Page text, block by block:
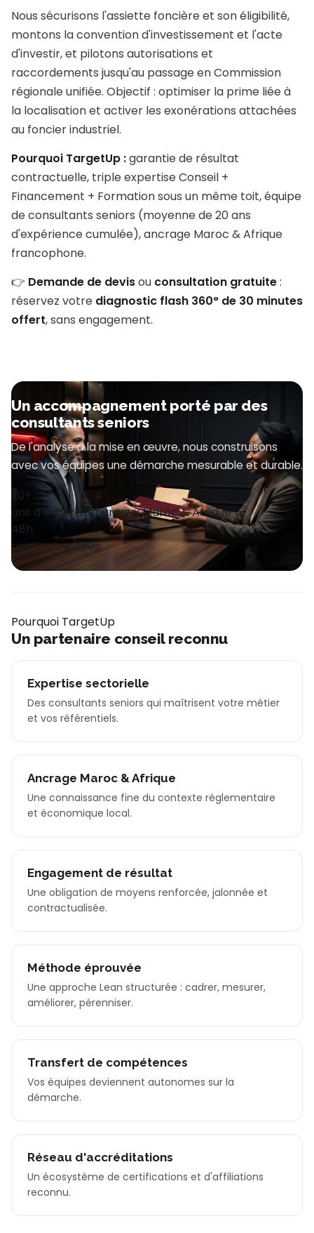
Nous sécurisons l'assiette foncière et son éligibilité,
montons la convention d'investissement et l'acte
d'investir, et pilotons autorisations et
raccordements jusqu'au passage en Commission
régionale unifiée. Objectif : optimiser la prime liée à
la localisation et activer les exonérations attachées
au foncier industriel.
Pourquoi TargetUp :garantie de résultat
contractuelle, triple expertise Conseil +
Financement + Formation sous un même toit, équipe
de consultants seniors (moyenne de 20 ans
d'expérience cumulée), ancrage Maroc & Afrique
francophone.
👉 Demande de devisou consultation gratuite:
réservez votre diagnostic flash 360° de 30 minutes
offert, sans engagement.
Un accompagnement porté par des
consultants seniors
De l'analyse à la mise en œuvre, nous construisons
avec vos équipes une démarche mesurable et durable.
20+
ans d'expertise
4
bureaux Maroc & Afrique
48h
pour votre devis
Pourquoi TargetUp
Un partenaire conseil reconnu
Expertise sectorielle
Des consultants seniors qui maîtrisent votre métier
et vos référentiels.
Ancrage Maroc & Afrique
Une connaissance fine du contexte réglementaire
et économique local.
Engagement de résultat
Une obligation de moyens renforcée, jalonnée et
contractualisée.
Méthode éprouvée
Une approche Lean structurée : cadrer, mesurer,
améliorer, pérenniser.
Transfert de compétences
Vos équipes deviennent autonomes sur la
démarche.
Réseau d'accréditations
Un écosystème de certifications et d'affiliations
reconnu.